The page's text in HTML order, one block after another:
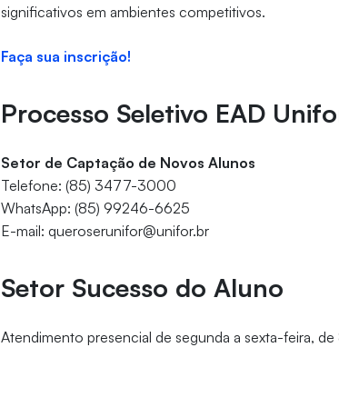
significativos em ambientes competitivos.
Faça sua inscrição!
Processo Seletivo EAD
Setor de Captação de Novos Alunos
Telefone: (85) 3477-3000
WhatsApp: (85) 99246-6625
E-mail: queroserunifor@unifor.br
Setor Sucesso do Aluno
Atendimento presencial de segunda a sexta-feira, de